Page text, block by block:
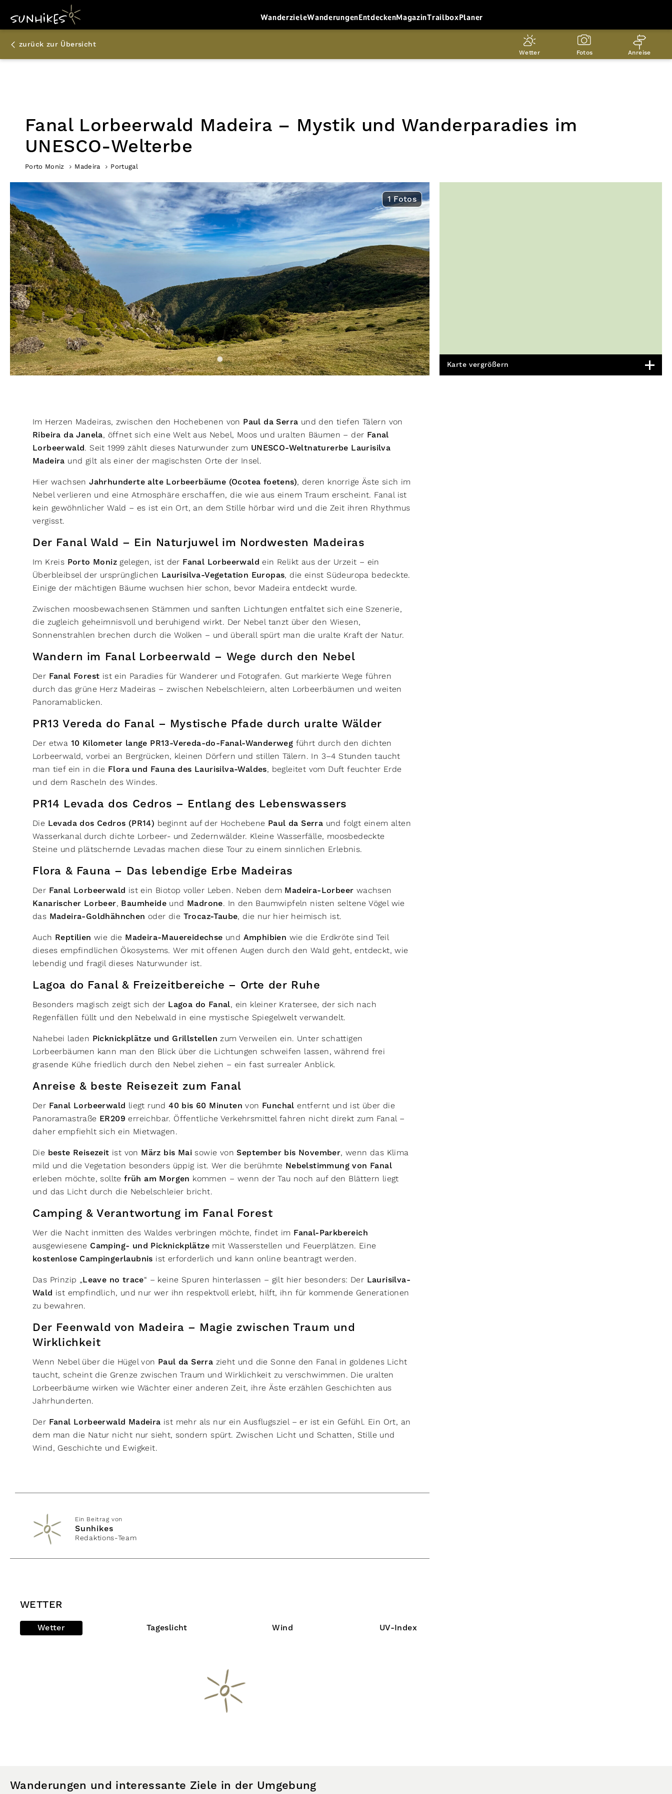
WanderzieleWanderungenEntdeckenMagazinTrailboxPlaner
zurück zur Übersicht
Wetter Fotos Anreise
Fanal Lorbeerwald Madeira – Mystik und Wanderparadies im
UNESCO-Welterbe
Porto Moniz Madeira Portugal
1 Fotos
Im Herzen Madeiras, zwischen den Hochebenen von Paul da Serra und den tiefen Tälern von
Ribeira da Janela, öffnet sich eine Welt aus Nebel, Moos und uralten Bäumen – der Fanal
Lorbeerwald. Seit 1999 zählt dieses Naturwunder zum UNESCO-Weltnaturerbe Laurisilva
Madeira und gilt als einer der magischsten Orte der Insel.
Hier wachsenJahrhunderte alte Lorbeerbäume (Ocotea foetens), deren knorrige Äste sich im
Nebel verlieren und eine Atmosphäre erschaffen, die wie aus einem Traum erscheint. Fanal ist
kein gewöhnlicher Wald – es ist ein Ort, an dem Stille hörbar wird und die Zeit ihren Rhythmus
vergisst.
Der Fanal Wald – Ein Naturjuwel im Nordwesten Madeiras
Im Kreis Porto Moniz gelegen, ist der Fanal Lorbeerwald ein Relikt aus der Urzeit – ein
Überbleibsel der ursprünglichen Laurisilva-Vegetation Europas, die einst Südeuropa bedeckte.
Einige der mächtigen Bäume wuchsen hier schon, bevor Madeira entdeckt wurde.
Zwischen moosbewachsenen Stämmen und sanften Lichtungen entfaltet sich eine Szenerie,
die zugleich geheimnisvoll und beruhigend wirkt. Der Nebel tanzt über den Wiesen,
Sonnenstrahlen brechen durch die Wolken – und überall spürt man die uralte Kraft der Natur.
Wandern im Fanal Lorbeerwald – Wege durch den Nebel
Der Fanal Forest ist ein Paradies für Wanderer und Fotografen. Gut markierte Wege führen
durch das grüne Herz Madeiras – zwischen Nebelschleiern, alten Lorbeerbäumen und weiten
Panoramablicken.
PR13 Vereda do Fanal – Mystische Pfade durch uralte Wälder
Der etwa 10 Kilometer lange PR13-Vereda-do-Fanal-Wanderweg führt durch den dichten
Lorbeerwald, vorbei an Bergrücken, kleinen Dörfern und stillen Tälern. In 3–4 Stunden taucht
man tief ein in die Flora und Fauna des Laurisilva-Waldes, begleitet vom Duft feuchter Erde
und dem Rascheln des Windes.
PR14 Levada dos Cedros – Entlang des Lebenswassers
Die Levada dos Cedros (PR14) beginnt auf der Hochebene Paul da Serra und folgt einem alten
Wasserkanal durch dichte Lorbeer- und Zedernwälder. Kleine Wasserfälle, moosbedeckte
Steine und plätschernde Levadas machen diese Tour zu einem sinnlichen Erlebnis.
Flora & Fauna – Das lebendige Erbe Madeiras
Der Fanal Lorbeerwald ist ein Biotop voller Leben. Neben dem Madeira-Lorbeer wachsen
Kanarischer Lorbeer, Baumheide und Madrone. In den Baumwipfeln nisten seltene Vögel wie
das Madeira-Goldhähnchen oder die Trocaz-Taube, die nur hier heimisch ist.
Auch Reptilien wie die Madeira-Mauereidechse und Amphibien wie die Erdkröte sind Teil
dieses empfindlichen Ökosystems. Wer mit offenen Augen durch den Wald geht, entdeckt, wie
lebendig und fragil dieses Naturwunder ist.
Lagoa do Fanal & Freizeitbereiche – Orte der Ruhe
Besonders magisch zeigt sich der Lagoa do Fanal, ein kleiner Kratersee, der sich nach
Regenfällen füllt und den Nebelwald in eine mystische Spiegelwelt verwandelt.
Nahebei laden Picknickplätze und Grillstellen zum Verweilen ein. Unter schattigen
Lorbeerbäumen kann man den Blick über die Lichtungen schweifen lassen, während frei
grasende Kühe friedlich durch den Nebel ziehen – ein fast surrealer Anblick.
Anreise & beste Reisezeit zum Fanal
Der Fanal Lorbeerwald liegt rund40 bis 60 Minuten von Funchal entfernt und ist über die
Panoramastraße ER209 erreichbar. Öffentliche Verkehrsmittel fahren nicht direkt zum Fanal –
daher empfiehlt sich ein Mietwagen.
Die beste Reisezeit ist von März bis Mai sowie von September bis November, wenn das Klima
mild und die Vegetation besonders üppig ist. Wer die berühmte Nebelstimmung von Fanal
erleben möchte, solltefrüh am Morgen kommen – wenn der Tau noch auf den Blättern liegt
und das Licht durch die Nebelschleier bricht.
Camping & Verantwortung im Fanal Forest
Wer die Nacht inmitten des Waldes verbringen möchte, findet im Fanal-Parkbereich
ausgewiesene Camping- und Picknickplätze mit Wasserstellen und Feuerplätzen. Eine
kostenlose Campingerlaubnis ist erforderlich und kann online beantragt werden.
Das Prinzip „Leave no trace“ – keine Spuren hinterlassen – gilt hier besonders: Der Laurisilva-
Wald ist empfindlich, und nur wer ihn respektvoll erlebt, hilft, ihn für kommende Generationen
zu bewahren.
Der Feenwald von Madeira – Magie zwischen Traum und
Wirklichkeit
Wenn Nebel über die Hügel von Paul da Serra zieht und die Sonne den Fanal in goldenes Licht
taucht, scheint die Grenze zwischen Traum und Wirklichkeit zu verschwimmen. Die uralten
Lorbeerbäume wirken wie Wächter einer anderen Zeit, ihre Äste erzählen Geschichten aus
Jahrhunderten.
Der Fanal Lorbeerwald Madeira ist mehr als nur ein Ausflugsziel – er ist ein Gefühl. Ein Ort, an
dem man die Natur nicht nur sieht, sondern spürt. Zwischen Licht und Schatten, Stille und
Wind, Geschichte und Ewigkeit.
Ein Beitrag von
Sunhikes
Redaktions-Team
WETTER
Wetter Tageslicht Wind UV-Index
Karte vergrößern
Wanderungen und interessante Ziele in der Umgebung